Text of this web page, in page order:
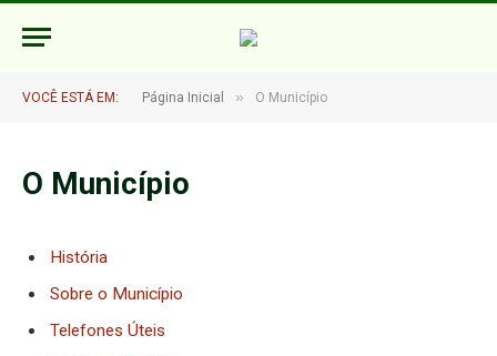
VOCÊ ESTÁ EM: Página Inicial » O Município
O Município
História
Sobre o Município
Telefones Úteis